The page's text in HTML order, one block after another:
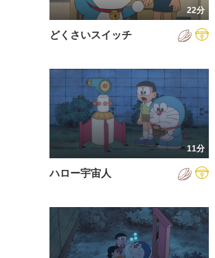
22分
どくさいスイッチ
11分
ハロー宇宙人